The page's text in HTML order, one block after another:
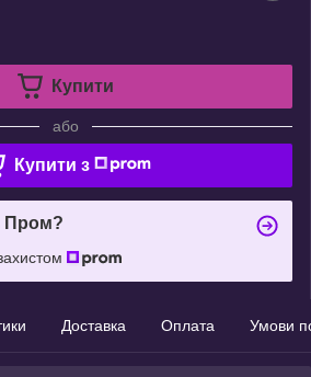
Купити
або
Купити з
Пром?
Доставка Оплата Умови